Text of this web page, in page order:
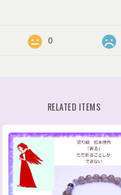
0
RELATED ITEMS